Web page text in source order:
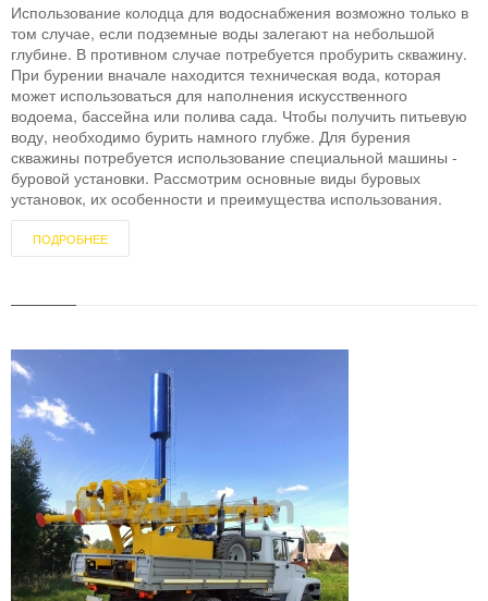
Использование колодца для водоснабжения возможно только в
том случае, если подземные воды залегают на небольшой
глубине. В противном случае потребуется пробурить скважину.
При бурении вначале находится техническая вода, которая
может использоваться для наполнения искусственного
водоема, бассейна или полива сада. Чтобы получить питьевую
воду, необходимо бурить намного глубже. Для бурения
скважины потребуется использование специальной машины -
буровой установки. Рассмотрим основные виды буровых
установок, их особенности и преимущества использования.
ПОДРОБНЕЕ